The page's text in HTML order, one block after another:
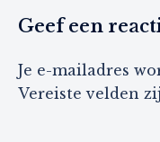
Geef een
Je e-mailadres
Vereiste velden